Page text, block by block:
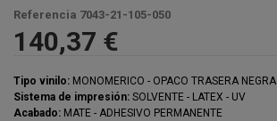
Referencia 7043-21-105-050
140,37 €
Tipo vinilo: MONOMERICO - OPACO TRASERA NEGRA
Sistema de impresión: SOLVENTE - LATEX - UV
Acabado: MATE - ADHESIVO PERMANENTE